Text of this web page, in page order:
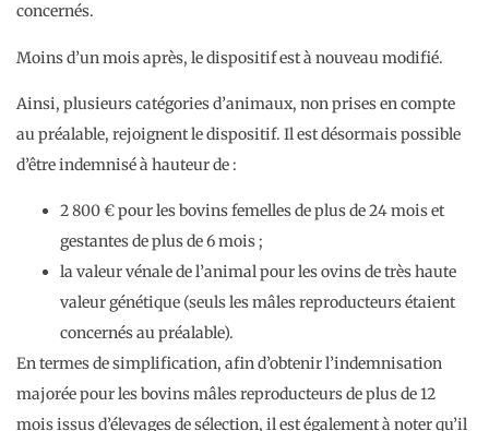
concernés.
Moins d’un mois après, le dispositif est à nouveau modifié.
Ainsi, plusieurs catégories d’animaux, non prises en compte
au préalable, rejoignent le dispositif. Il est désormais possible
d’être indemnisé à hauteur de :
2 800 € pour les bovins femelles de plus de 24 mois et
gestantes de plus de 6 mois ;
la valeur vénale de l’animal pour les ovins de très haute
valeur génétique (seuls les mâles reproducteurs étaient
concernés au préalable).
En termes de simplification, afin d’obtenir l’indemnisation
majorée pour les bovins mâles reproducteurs de plus de 12
mois issus d’élevages de sélection, il est également à noter qu’il